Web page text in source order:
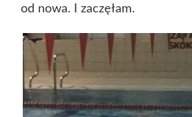
od nowa. I zaczęłam.